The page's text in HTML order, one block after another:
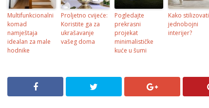
Multifunkcionalni
komad
namještaja
idealan za male
hodnike
Proljetno cvijeće:
Koristite ga za
ukrašavanje
vašeg doma
Pogledajte
prekrasni
projekat
minimalističke
kuće u šumi
Kako stilizovati
jednobojni
interijer?